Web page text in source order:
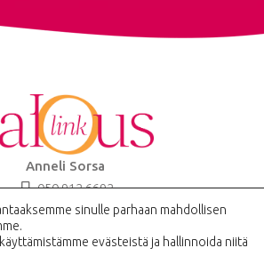
Anneli Sorsa
050 912 6692
anneli.sorsa@silenna.fisinulle parhaan mahdollisen
evästeistä ja hallinnoida niitä